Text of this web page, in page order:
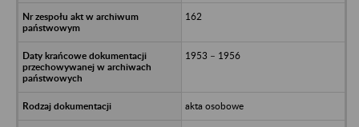
162
1953 – 1956
akta osobowe